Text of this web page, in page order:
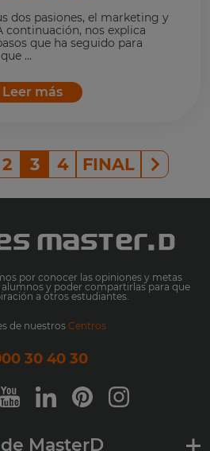
dos pasiones, el marketing y
continuación, nos explica
que ha seguido para
...
Leer más
2 3 4 FINAL
por conocer las opiniones y metas
y poder compartirlas para que
a otros estudiantes.
de nuestrosCentros
30 40 30
MasterD